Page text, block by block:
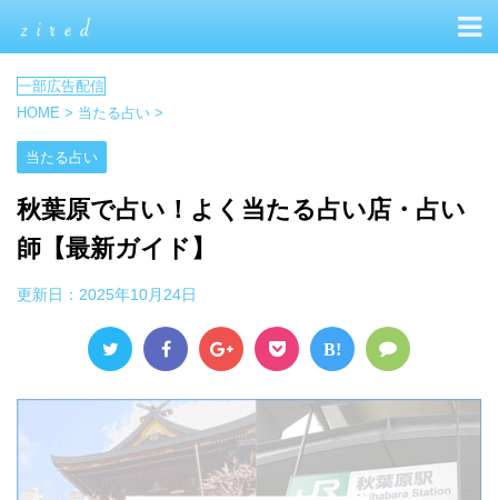
HOME > 当たる占い >
当たる占い
秋葉原で占い！よく当たる占い店・占い
師【最新ガイド】
更新日： 2025年10月24日
B!